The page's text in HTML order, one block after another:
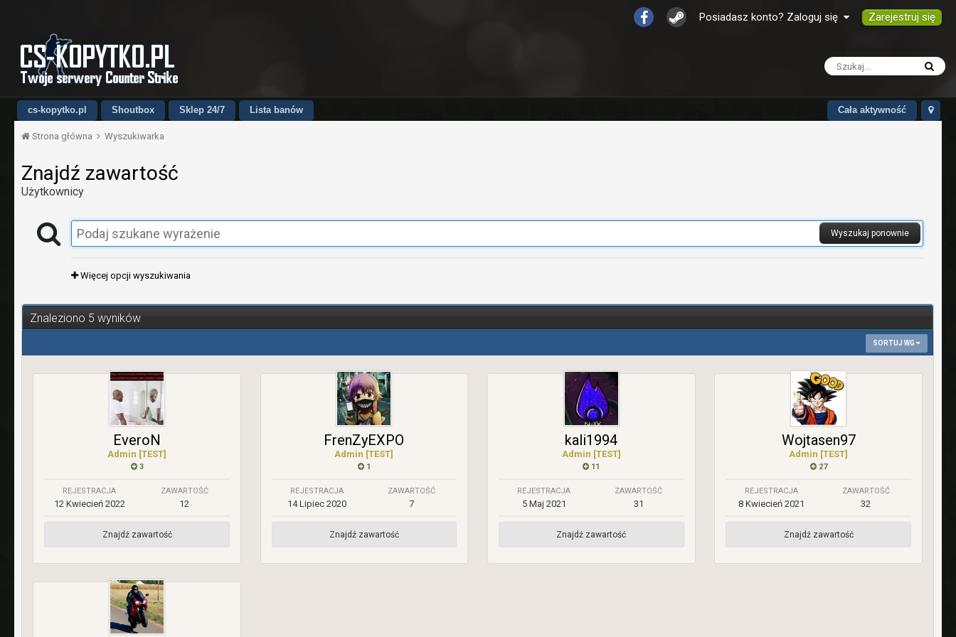
Posiadasz konto? Zaloguj się Zarejestruj się
cs-kopytko.pl Shoutbox Sklep 24/7 Lista banów Cała aktywność
Strona główna Wyszukiwarka
Znajdź zawartość
Użytkownicy
Wyszukaj ponownie
Więcej opcji wyszukiwania
Znaleziono 5 wyników
SORTUJ WG
EveroN
Admin [TEST]
3
REJESTRACJA
12 Kwiecień 2022
ZAWARTOŚĆ
12
Znajdź zawartość
FrenZyEXPO
Admin [TEST]
1
REJESTRACJA
14 Lipiec 2020
ZAWARTOŚĆ
7
Znajdź zawartość
kali1994
Admin [TEST]
11
REJESTRACJA
5 Maj 2021
ZAWARTOŚĆ
31
Znajdź zawartość
Wojtasen97
Admin [TEST]
27
REJESTRACJA
8 Kwiecień 2021
ZAWARTOŚĆ
32
Znajdź zawartość